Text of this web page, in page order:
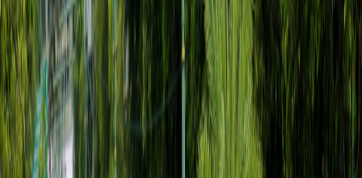
Lensa
Iqtishodia
Sastra
Literasi Umat